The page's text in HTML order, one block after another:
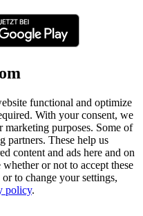
functional and optimize
With your consent, we
purposes. Some of
partners. These help us
content and ads here and on
or not to accept these
to change your settings,
policy.